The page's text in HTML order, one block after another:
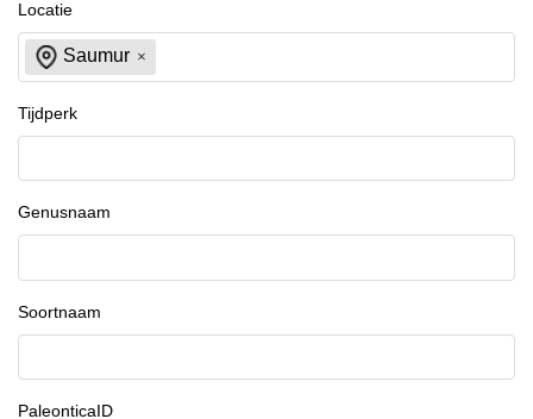
Locatie
Saumur
Tijdperk
Genusnaam
Soortnaam
PaleonticaID